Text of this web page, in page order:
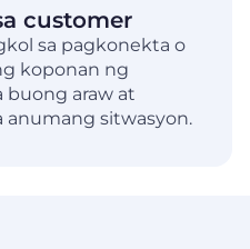
customer
sa pagkonekta o
koponan ng
buong araw at
anumang sitwasyon.